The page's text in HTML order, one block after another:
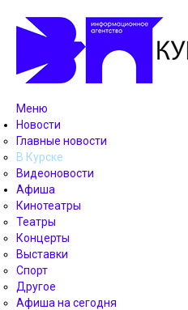
Меню
Новости
Главные новости
В Курске
Видеоновости
Афиша
Кинотеатры
Театры
Концерты
Выставки
Спорт
Другое
Афиша на сегодня